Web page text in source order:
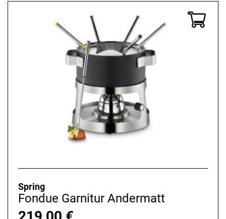
Spring
Fondue Garnitur Andermatt